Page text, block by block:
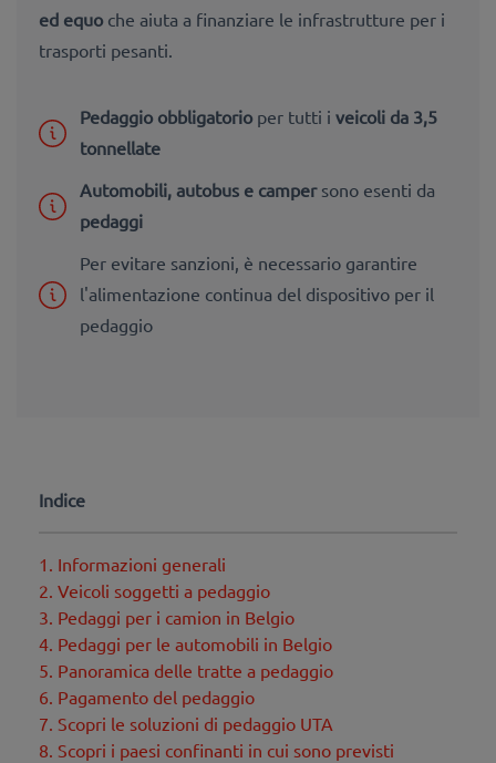
ed equo che aiuta a finanziare le infrastrutture per i
trasporti pesanti.
Pedaggio obbligatorio per tutti i veicoli da 3,5
tonnellate
Automobili, autobus e campersono esenti da
pedaggi
Per evitare sanzioni, è necessario garantire
l'alimentazione continua del dispositivo per il
pedaggio
Indice
1. Informazioni generali
2. Veicoli soggetti a pedaggio
3. Pedaggi per i camion in Belgio
4. Pedaggi per le automobili in Belgio
5. Panoramica delle tratte a pedaggio
6. Pagamento del pedaggio
7. Scopri le soluzioni di pedaggio UTA
8. Scopri i paesi confinanti in cui sono previsti